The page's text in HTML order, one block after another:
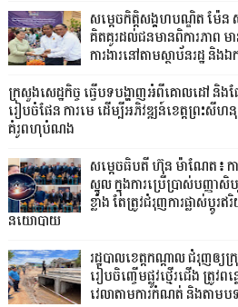
សម្តេចកិត្តិសង្គហបណ្ឌិត ម៉ែន
គិតគូរដល់ជនមានពិការភាព
ការងារនៅតាមស្ថាប័នរដ្ឋ និង
ក្រសួងសេដ្ឋកិច្ច ធ្វើបទបង្ហាញអំពីគោលដៅ និងផ
រៀបចំផែន ការមេ ដើម្បីអភិវឌ្ឍន៍ខេត្តព្រះសីហ
គំរូពហុបំណង
សម្តេចធិបតី ហ៊ុន ម៉ាណែត៖ ក
ស្នូល ក្នុងការប្រើប្រាស់បញ្ញា
ខ្លាំង តែត្រូវជំរុញការផ្លាស់ប្
នយោបាយ
រដ្ឋបាលខេត្តកណ្ដាល ជំរុញឲ្
រៀបចិញ្ចើមផ្លូវថ្មើរជើង ត្រូ
វេលាតាមការកំណត់ និងតាមបទ